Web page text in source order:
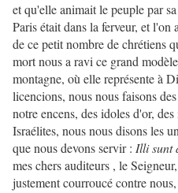
et qu'elle animait le peuple par
Paris était dans la ferveur, et
de ce petit nombre de chrétiens
mort nous a ravi ce grand
montagne, où elle représente à
licencions, nous nous faisons
notre encens, des idoles d'or,
Israélites, nous nous disons les
que nous devons servir : Illi sunt
mes chers auditeurs , le
justement courroucé contre